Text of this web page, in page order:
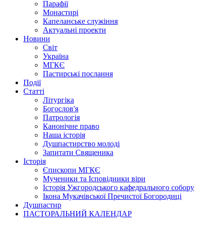
Парафії
Монастирі
Капеланське служіння
Актуальні проекти
Новини
Світ
Україна
МГКЄ
Пастирські послання
Події
Статті
Літургіка
Богослов'я
Патрологія
Канонічне право
Наша історія
Душпастирство молоді
Запитати Священика
Історія
Єпископи МГКЄ
Мученики та Ісповідники віри
Історія Ужгородського кафедрального собору
Ікона Мукачівської Пречистої Богородиці
Душпастир
ПАСТОРАЛЬНИЙ КАЛЕНДАР